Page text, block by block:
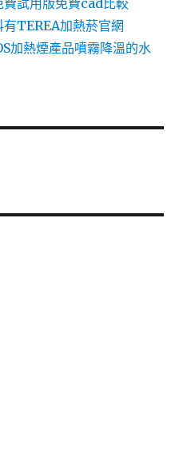
試用版免費cad比較
TEREA加熱菸官網
加熱煙產品噴霧降溫的水